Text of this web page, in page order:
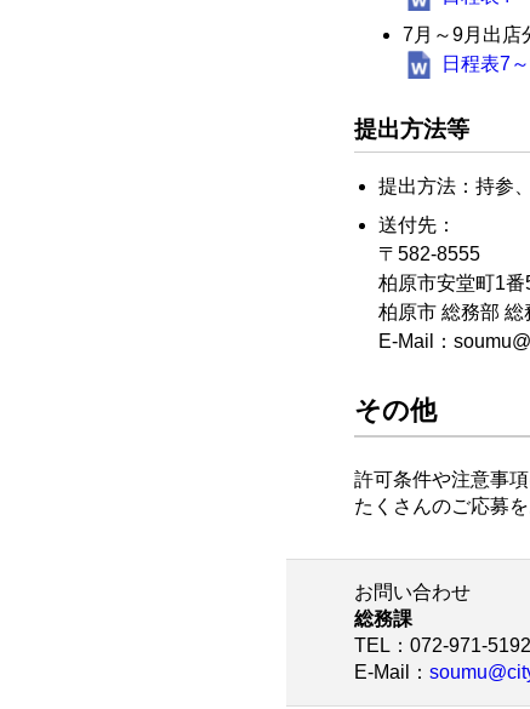
7月～9月出店
日程表7
提出方法等
提出方法：持参
送付先：
〒582-8555
柏原市安堂町1番
柏原市 総務部 総
E-Mail：
その他
許可条件や注意事
たくさんのご応募
お問い合わせ
総務課
TEL ：072-971-5192
E-Mail
：